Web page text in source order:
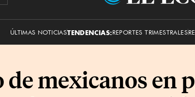
ÚLTIMAS NOTICIASTENDENCIAS:REPORTES TRIMESTRALES
de mexicanos en